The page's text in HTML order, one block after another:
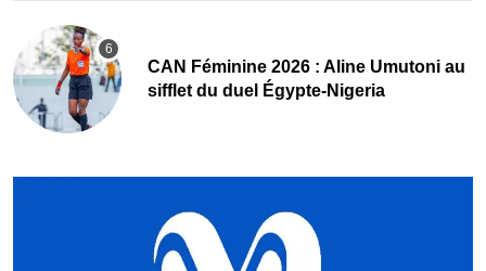
‎CAN Féminine 2026 : Aline Umutoni au
sifflet du duel Égypte-Nigeria